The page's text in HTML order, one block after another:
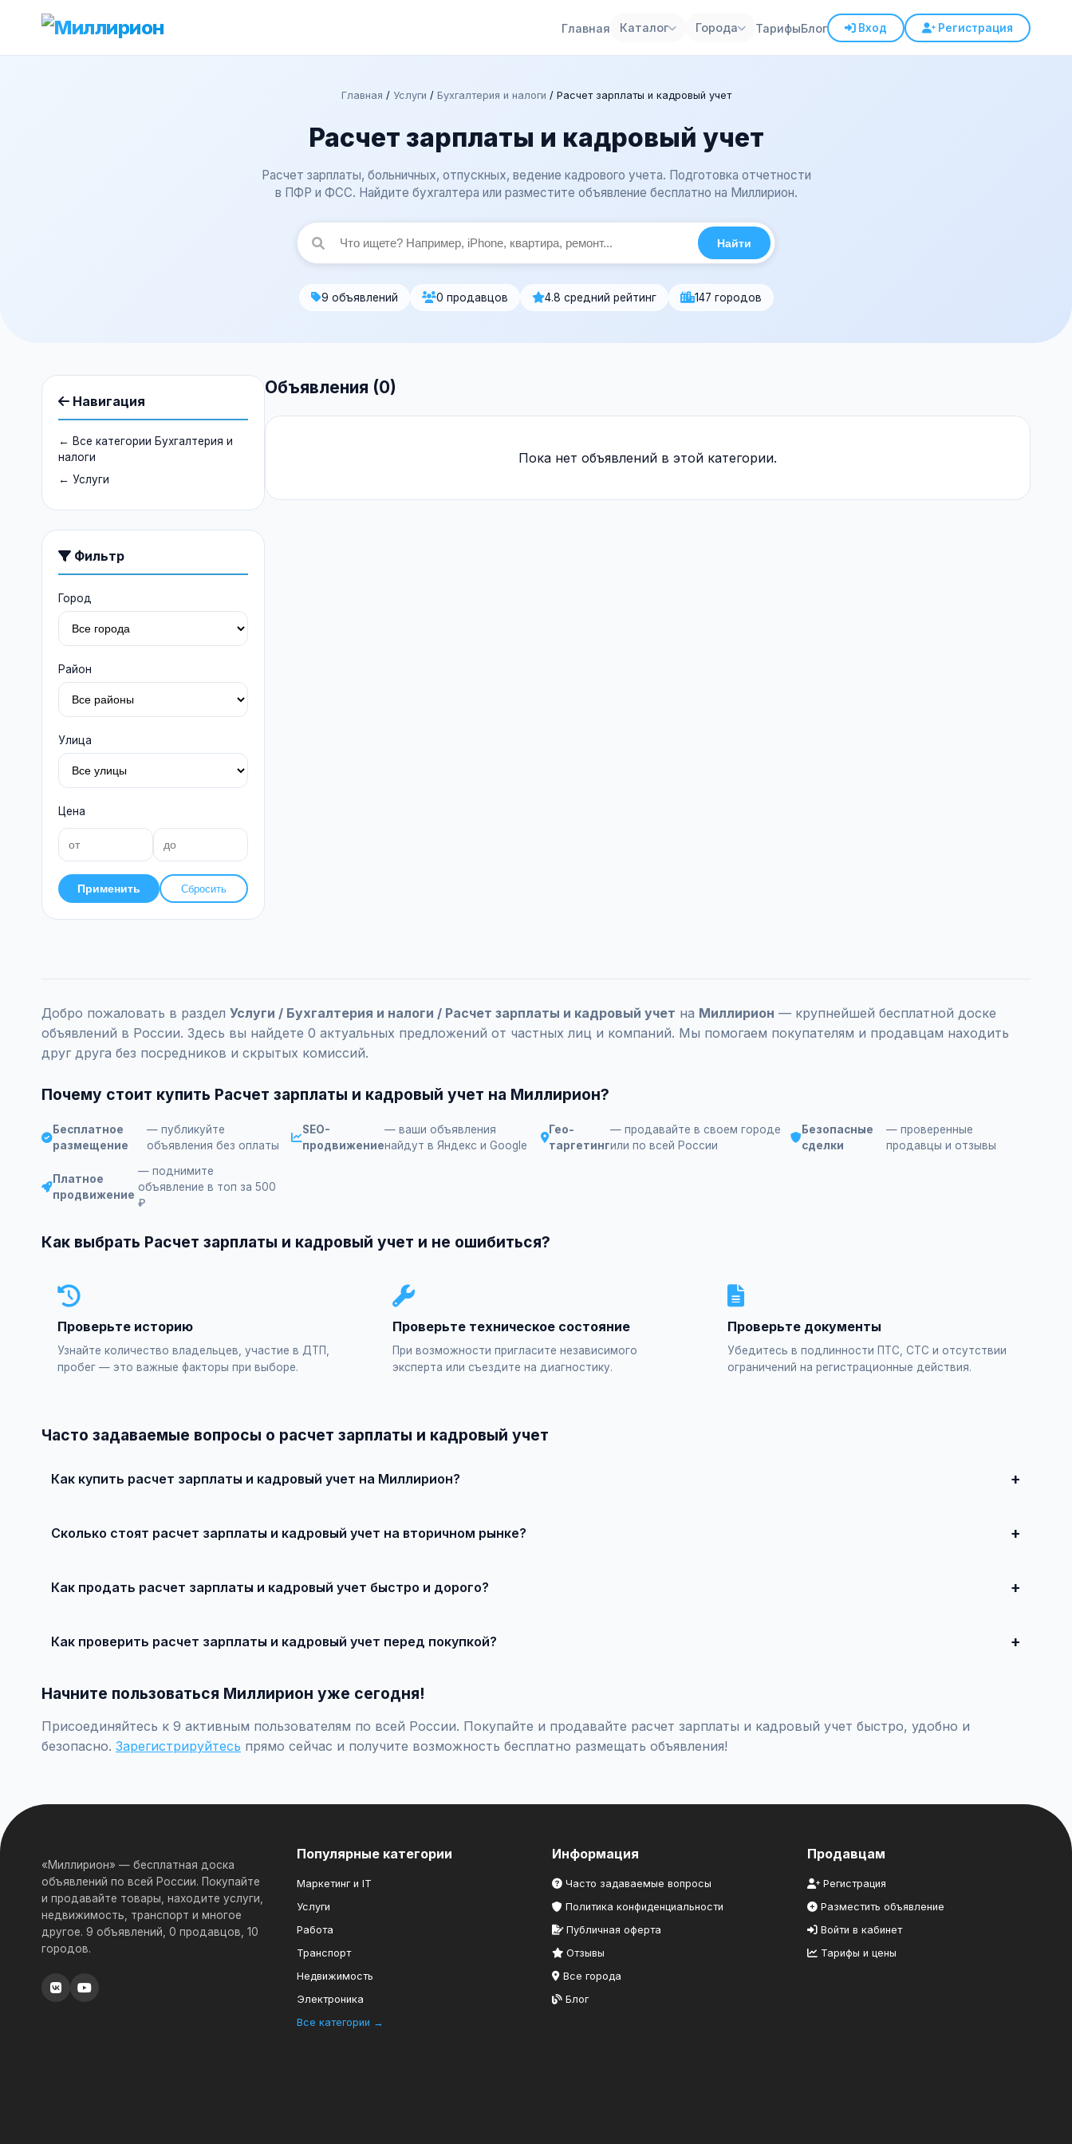
Главная Каталог Города ТарифыБлог Вход Регистрация
Главная / Услуги / Бухгалтерия и налоги / Расчет зарплаты и кадровый учет
Расчет зарплаты и кадровый учет
Расчет зарплаты, больничных, отпускных, ведение кадрового учета. Подготовка отчетности
в ПФР и ФСС. Найдите бухгалтера или разместите объявление бесплатно на Миллирион.
Найти
9 объявлений 0 продавцов 4.8 средний рейтинг 147 городов
Навигация
← Все категории Бухгалтерия и
налоги
← Услуги
Фильтр
Город
Район
Улица
Цена
Применить Сбросить
Объявления (0)
Пока нет объявлений в этой категории.
Добро пожаловать в раздел Услуги / Бухгалтерия и налоги / Расчет зарплаты и кадровый учет на Миллирион — крупнейшей бесплатной доске
объявлений в России. Здесь вы найдете 0 актуальных предложений от частных лиц и компаний. Мы помогаем покупателям и продавцам находить
друг друга без посредников и скрытых комиссий.
Почему стоит купить Расчет зарплаты и кадровый учет на Миллирион?
Бесплатное
размещение
— публикуйте
объявления без оплаты
SEO-
продвижение
— ваши объявления
найдут в Яндекс и Google
Гео-
таргетинг
— продавайте в своем городе
или по всей России
Безопасные
сделки
— проверенные
продавцы и отзывы
Платное
продвижение
— поднимите
объявление в топ за 500
₽
Как выбрать Расчет зарплаты и кадровый учет и не ошибиться?
Проверьте историю
Узнайте количество владельцев, участие в ДТП,
пробег — это важные факторы при выборе.
Проверьте техническое состояние
При возможности пригласите независимого
эксперта или съездите на диагностику.
Проверьте документы
Убедитесь в подлинности ПТС, СТС и отсутствии
ограничений на регистрационные действия.
Часто задаваемые вопросы о расчет зарплаты и кадровый учет
Как купить расчет зарплаты и кадровый учет на Миллирион?
Сколько стоят расчет зарплаты и кадровый учет на вторичном рынке?
Как продать расчет зарплаты и кадровый учет быстро и дорого?
Как проверить расчет зарплаты и кадровый учет перед покупкой?
Начните пользоваться Миллирион уже сегодня!
Присоединяйтесь к 9 активным пользователям по всей России. Покупайте и продавайте расчет зарплаты и кадровый учет быстро, удобно и
безопасно. Зарегистрируйтесь прямо сейчас и получите возможность бесплатно размещать объявления!
«Миллирион» — бесплатная доска
объявлений по всей России. Покупайте
и продавайте товары, находите услуги,
недвижимость, транспорт и многое
другое. 9 объявлений, 0 продавцов, 10
городов.
Популярные категории
Маркетинг и IT
Услуги
Работа
Транспорт
Недвижимость
Электроника
Все категории →
Информация
Часто задаваемые вопросы
Политика конфиденциальности
Публичная оферта
Отзывы
Все города
Блог
Продавцам
Регистрация
Разместить объявление
Войти в кабинет
Тарифы и цены